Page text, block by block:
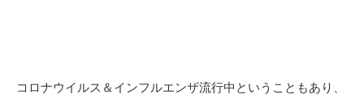
コロナウイルス＆インフルエンザ流行中ということもあり、